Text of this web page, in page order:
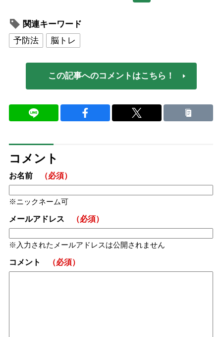
関連キーワード
予防法
脳トレ
この記事へのコメントはこちら！
コメント
お名前 （必須）
ニックネーム可
メールアドレス （必須）
入力されたメールアドレスは公開されません
コメント （必須）